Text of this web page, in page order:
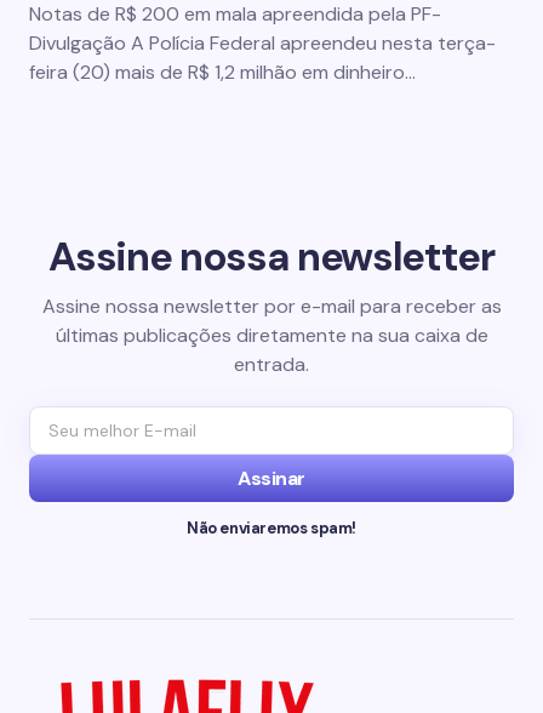
Notas de R$ 200 em mala apreendida pela PF-
Divulgação A Polícia Federal apreendeu nesta terça-
feira (20) mais de R$ 1,2 milhão em dinheiro…
Assine nossa newsletter
Assine nossa newsletter por e-mail para receber as
últimas publicações diretamente na sua caixa de
entrada.
Assinar
Não enviaremos spam!